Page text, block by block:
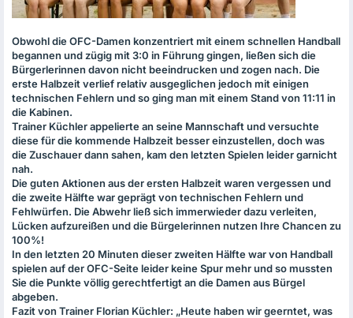
Obwohl dieOFC-Damen konzentriert mit einem schnellen Handball
begannen und zügig mit 3:0 in Führung gingen, ließen sich die
Bürgerlerinnen davon nicht beeindrucken und zogen nach. Die
erste Halbzeit verlief relativ ausgeglichen jedoch mit einigen
technischen Fehlern und so ging man mit einem Stand von 11:11 in
die Kabinen.
Trainer Küchler appelierte an seine Mannschaft und versuchte
diese für die kommende Halbzeit besser einzustellen, doch was
die Zuschauer dann sahen, kam den letzten Spielen leider garnicht
nah.
Die guten Aktionen aus der ersten Halbzeit waren vergessen und
die zweite Hälfte war geprägt von technischen Fehlern und
Fehlwürfen. Die Abwehr ließ sich immerwieder dazu verleiten,
Lücken aufzureißen und die Bürgelerinnen nutzen Ihre Chancen zu
100%!
In den letzten 20 Minuten dieser zweiten Hälfte war von Handball
spielen auf derOFC-Seite leider keine Spur mehr und so mussten
Sie die Punkte völlig gerechtfertigt an die Damen aus Bürgel
abgeben.
Fazit von Trainer Florian Küchler: „Heute haben wir geerntet, was